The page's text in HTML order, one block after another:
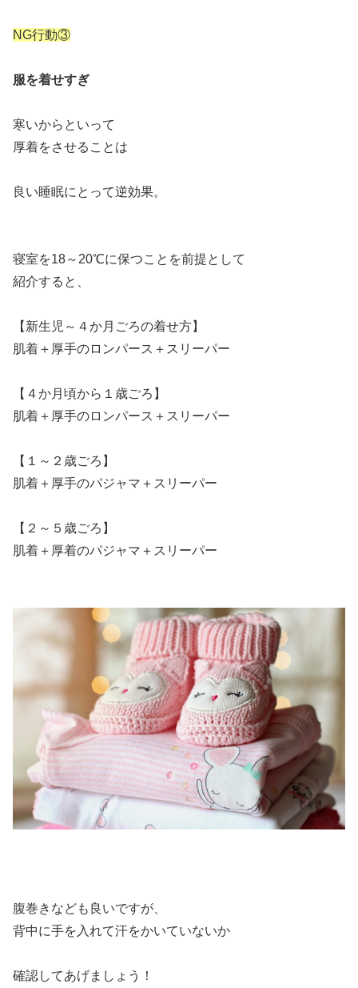
NG行動③
服を着せすぎ
寒いからといって
厚着をさせることは
良い睡眠にとって逆効果。
寝室を18～20℃に保つことを前提として
紹介すると、
【新生児～４か月ごろの着せ方】
肌着＋厚手のロンパース＋スリーパー
【４か月頃から１歳ごろ】
肌着＋厚手のロンパース＋スリーパー
【１～２歳ごろ】
肌着＋厚手のパジャマ＋スリーパー
【２～５歳ごろ】
肌着＋厚着のパジャマ＋スリーパー
腹巻きなども良いですが、
背中に手を入れて汗をかいていないか
確認してあげましょう！